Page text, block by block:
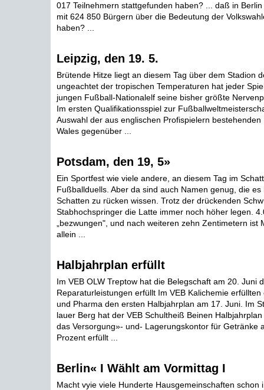
017 Teilnehmern stattgefunden haben? ... daß in
mit 624 850 Bürgern über die Bedeutung der
haben? ...
Leipzig, den 19. 5.
Brütende Hitze liegt an diesem Tag über dem Stadion
ungeachtet der tropischen Temperaturen hat jeder
jungen Fußball-Nationalelf seine bisher größte
Im ersten Qualifikationsspiel zur
Auswahl der aus englischen Profispielern bestehenden
Wales gegenüber ...
Potsdam, den 19, 5»
Ein Sportfest wie viele andere, an diesem Tag im
Fußballduells. Aber da sind auch Namen genug, die es
Schatten zu rücken wissen. Trotz der drückenden
Stabhochspringer die Latte immer noch höher legen.
„bezwungen", und nach weiteren zehn Zentimetern ist
allein ...
Halbjahrplan erfüllt
Im VEB OLW Treptow hat die Belegschaft am 20. Juni
Reparaturleistungen erfüllt Im VEB Kalichemie erfüllten
und Pharma den ersten Halbjahrplan am 17. Juni. Im
lauer Berg hat der VEB Schultheiß Beinen
das Versorgung»- und- Lagerungskontor für Getränke
Prozent erfüllt ...
Berlin« I Wählt am Vormittag I
Macht vyie viele Hunderte Hausgemeinschaften schon